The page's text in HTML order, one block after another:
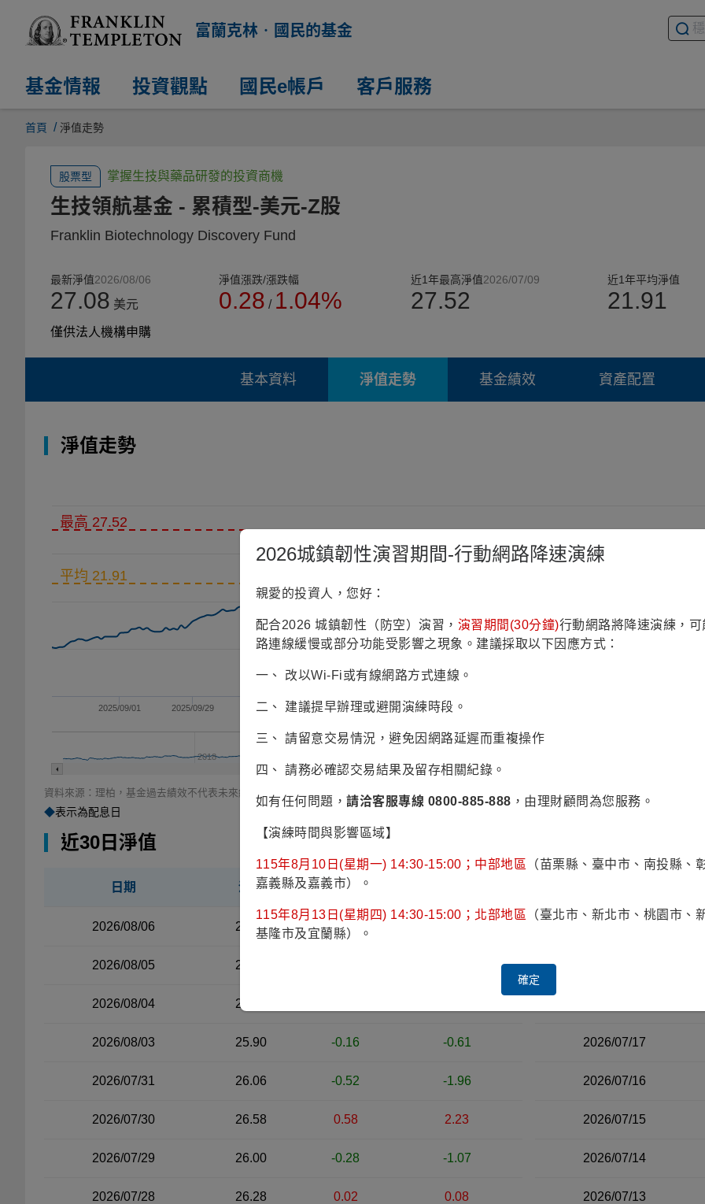
富蘭克林‧國民的基金
搜尋
請輸
基金情報 投資觀點 國民e帳戶 客戶服務
首頁 / 淨值走勢
股票型 掌握生技與藥品研發的投資商機
生技領航基金 - 累積型-美元-Z股
Franklin Biotechnology Discovery Fund
最新淨值2026/08/06
27.08 美元
淨值漲跌/漲跌幅
0.28 / 1.04%
近1年最高淨值2026/07/09
27.52
近1年平均淨值
21.91
僅供法人機構申購
基本資料 淨值走勢 基金績效 資產配置
淨值走勢
最高 27.52
平均 21.91
2025/09/01 2025/09/29 2025/10/27 2025/11/24 2025/12/22
2018
資料來源：理柏，基金過去績效不代表未來績效之表現。
◆表示為配息日
近30日淨值
日期 淨值 漲跌
2026/08/06 27.08 0.28
2026/08/05 26.80
2026/08/04 26.58
2026/08/03 25.90 -0.16 -0.61
2026/07/31 26.06 -0.52 -1.96
2026/07/30 26.58 0.58 2.23
2026/07/29 26.00 -0.28 -1.07
2026/07/28 26.28 0.02 0.08
近30日淨值資料表（右側）
2026/07/17
2026/07/16
2026/07/15
2026/07/14
2026/07/13
2026城鎮韌性演習期間-行動網路降速演練
親愛的投資人，您好：
配合2026 城鎮韌性（防空）演習， 演習期間(30分鐘)行動網路將降速演練，
路連線緩慢或部分功能受影響之現象。建議採取以下因應方式：
一、 改以Wi-Fi或有線網路方式連線。
二、 建議提早辦理或避開演練時段。
三、 請留意交易情況，避免因網路延遲而重複操作
四、 請務必確認交易結果及留存相關紀錄。
如有任何問題， 請洽客服專線 0800-885-888 ，由理財顧問為您服務。
【演練時間與影響區域】
115年8月10日(星期一) 14:30-15:00；中部地區
（苗栗縣、臺中市、南投縣、
嘉義縣及嘉義市）。
115年8月13日(星期四) 14:30-15:00；北部地區
（臺北市、新北市、桃園市、
基隆市及宜蘭縣）。
確定